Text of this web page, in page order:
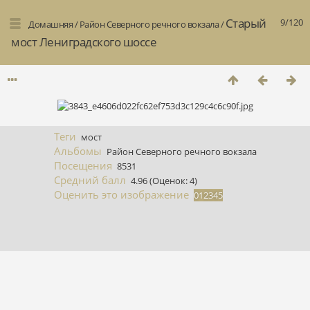
9/120
Домашняя/Район Северного речного вокзала/Старый
мост Лениградского шоссе
Теги мост
Альбомы Район Северного речного вокзала
Посещения 8531
Средний балл 4.96(Оценок: 4)
Оценить это изображение